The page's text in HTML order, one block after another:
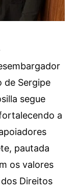
de Sergipe
segue
a
pautada
os valores
Direitos